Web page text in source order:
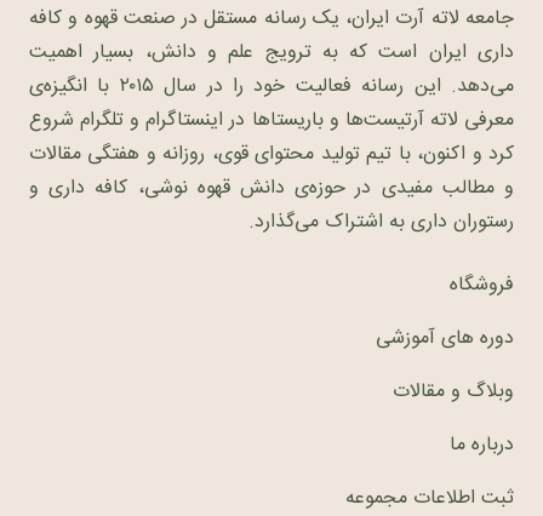
جامعه لاته آرت ایران، یک رسانه مستقل در صنعت قهوه و کافه
داری ایران است که به ترویج علم و دانش، بسیار اهمیت
می‌دهد. این رسانه فعالیت خود را در سال ۲۰۱۵ با انگیزه‌ی
معرفی لاته آرتیست‌ها و باریستاها در اینستاگرام و تلگرام شروع
کرد و اکنون، با تیم تولید محتوای قوی، روزانه و هفتگی مقالات
و مطالب مفیدی در حوزه‌ی دانش قهوه نوشی، کافه داری و
رستوران داری به اشتراک می‌گذارد.
فروشگاه
دوره های آموزشی
وبلاگ و مقالات
درباره ما
ثبت اطلاعات مجموعه